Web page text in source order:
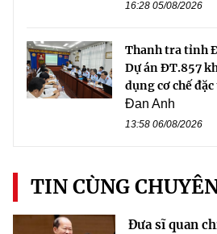
16:28 05/08/2026
Thanh tra tỉnh
Dự án ĐT.857
dụng cơ chế
Đan Anh
13:58 06/08/2026
TIN CÙNG
Đưa sĩ quan